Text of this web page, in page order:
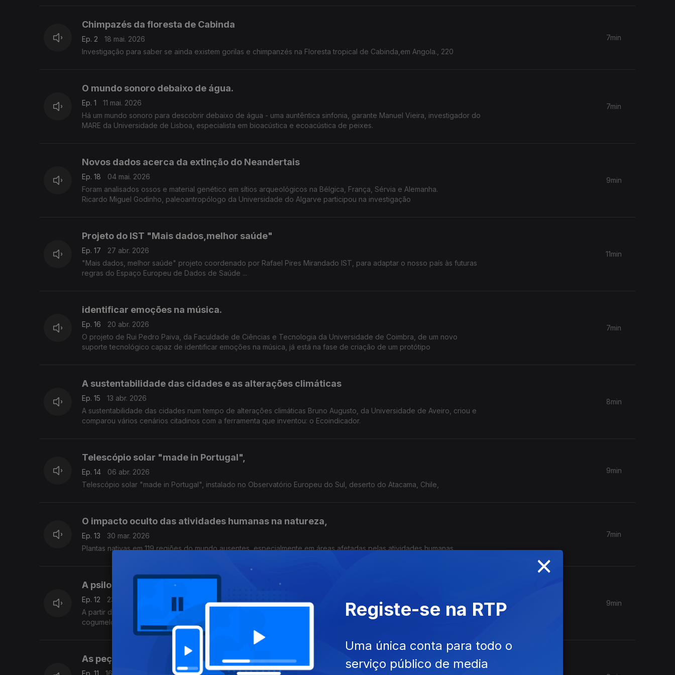
Chimpazés da floresta de Cabinda
Ep. 2
18 mai. 2026
Investigação para saber se ainda existem gorilas e chimpanzés na Floresta tropical de Cabinda,em Angola., 220
7min
O mundo sonoro debaixo de água.
Ep. 1
11 mai. 2026
Há um mundo sonoro para descobrir debaixo de água - uma auntêntica sinfonia, garante Manuel Vieira, investigador do
MARE da Universidade de Lisboa, especialista em bioacústica e ecoacústica de peixes.
7min
Novos dados acerca da extinção do Neandertais
Ep. 18
04 mai. 2026
Foram analisados ossos e material genético em sítios arqueológicos na Bélgica, França, Sérvia e Alemanha.
Ricardo Miguel Godinho, paleoantropólogo da Universidade do Algarve participou na investigação
9min
Projeto do IST "Mais dados,melhor saúde"
Ep. 17
27 abr. 2026
"Mais dados, melhor saúde" projeto coordenado por Rafael Pires Mirandado IST, para adaptar o nosso país às futuras
regras do Espaço Europeu de Dados de Saúde ...
11min
identificar emoções na música.
Ep. 16
20 abr. 2026
O projeto de Rui Pedro Paiva, da Faculdade de Ciências e Tecnologia da Universidade de Coimbra, de um novo
suporte tecnológico capaz de identificar emoções na música, já está na fase de criação de um protótipo
7min
A sustentabilidade das cidades e as alterações climáticas
Ep. 15
13 abr. 2026
A sustentabilidade das cidades num tempo de alterações climáticas Bruno Augusto, da Universidade de Aveiro, criou e
comparou vários cenários citadinos com a ferramenta que inventou: o Ecoindicador.
8min
Telescópio solar "made in Portugal",
Ep. 14
06 abr. 2026
Telescópio solar "made in Portugal", instalado no Observatório Europeu do Sul, deserto do Atacama, Chile,
9min
O impacto oculto das atividades humanas na natureza,
Ep. 13
30 mar. 2026
Plantas nativas em 119 regiões do mundo ausentes, especialmente em áreas afetadas pelas atividades humanas.
7min
A psilocibina no tratamento da depressão
Ep. 12
23 mar. 2026
A partir de uma substância com má reputação - a psilocibina um psicadélico extraído de algumas espécies de
9min
As peças de LEGO e o estudo das células vivas
Ep. 11
16 mar. 2026
×
Registe-se na RTP
Uma única conta para todo o
serviço público de media